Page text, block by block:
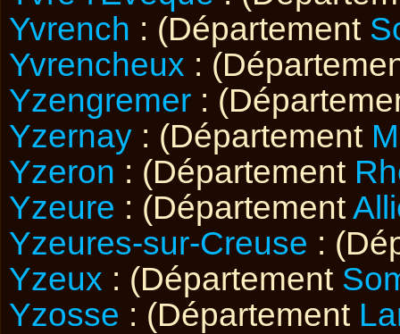
Yvrench : (Département
Yvrencheux :
Yzengremer :
Yzernay : (Département
Yzeron : (Département
Yzeure : (Département
Yzeures-sur-Creuse :
Yzeux : (Département
Yzosse : (Département